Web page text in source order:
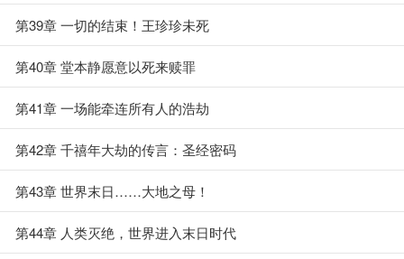
第39章 一切的结束！王珍珍未死
第40章 堂本静愿意以死来赎罪
第41章 一场能牵连所有人的浩劫
第42章 千禧年大劫的传言：圣经密码
第43章 世界末日……大地之母！
第44章 人类灭绝，世界进入末日时代